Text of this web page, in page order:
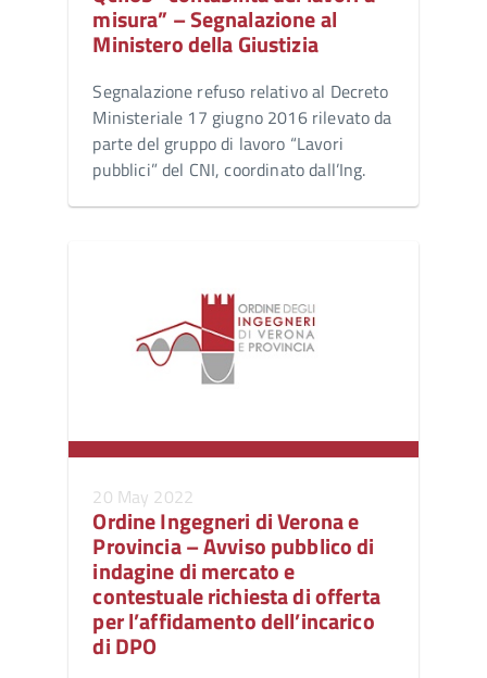
misura” – Segnalazione al
Ministero della Giustizia
Segnalazione refuso relativo al Decreto
Ministeriale 17 giugno 2016 rilevato da
parte del gruppo di lavoro “Lavori
pubblici” del CNI, coordinato dall’Ing.
20 May 2022
Ordine Ingegneri di Verona e
Provincia – Avviso pubblico di
indagine di mercato e
contestuale richiesta di offerta
per l’affidamento dell’incarico
di DPO